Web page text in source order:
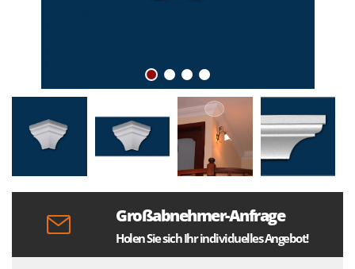
Großabnehmer-Anfrage
Holen Sie sich Ihr individuelles Angebot!